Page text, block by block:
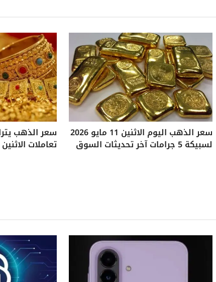
سعر الذهب اليوم الاثنين 11 مايو 2026
لسبيكة 5 جرامات آخر تحديثات السوق تعاملات الاثنين 11 مايو 2026